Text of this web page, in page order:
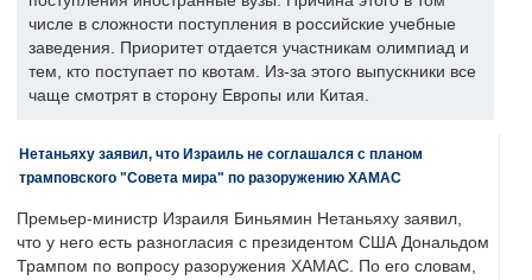
числе в сложности поступления в российские учебные
заведения. Приоритет отдается участникам олимпиад и
тем, кто поступает по квотам. Из-за этого выпускники все
чаще смотрят в сторону Европы или Китая.
Нетаньяху заявил, что Израиль не соглашался с планом
трамповского "Совета мира" по разоружению ХАМАС
Премьер-министр Израиля Биньямин Нетаньяху заявил,
что у него есть разногласия с президентом США Дональдом
Трампом по вопросу разоружения ХАМАС. По его словам,